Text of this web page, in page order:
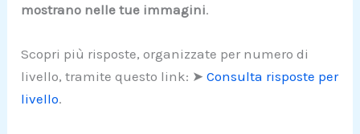
mostrano nelle tue immagini.
Scopri più risposte, organizzate per numero di
livello, tramite questo link: ➤Consulta risposte per
livello.